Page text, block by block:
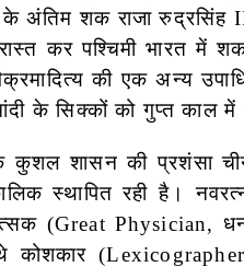
अंतिम शक राजा रुद्रसिंह III
कर पश्चिमी भारत में
की एक अन्य
के सिक्कों को गुप्त काल
के कुशल शासन की प्रशंसा
स्थापित रही है।
(Great Physician,
कोशकार